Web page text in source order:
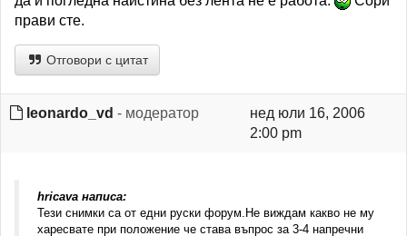
прави сте.
Отговори с цитат
leonardo_vd - модератор
нед юли 16, 2006
2:00 pm
hricava написа:
Тези снимки са от едни руски форум.Не виждам какво не му
харесвате при положение че става въпрос за 3-4 напречни